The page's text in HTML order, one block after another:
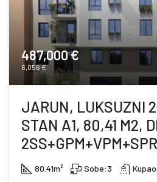
487,000 €
6,056 €
JARUN, LUKSUZNI
STAN A1, 80,41 M2,
80.41m² Sobe:3